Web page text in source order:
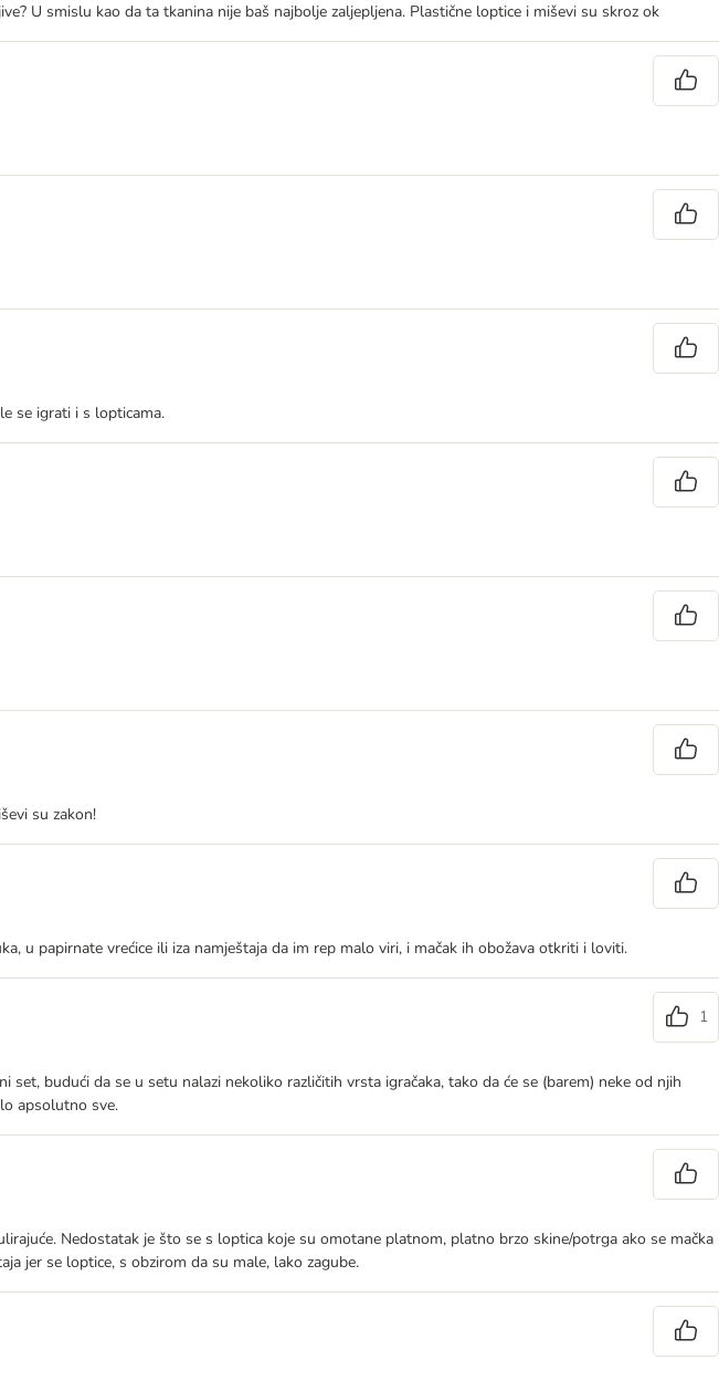
U smislu kao da ta tkanina nije baš najbolje zaljepljena. Plastične loptice i miševi su skroz ok
se igrati i s lopticama.
su zakon!
u papirnate vrećice ili iza namještaja da im rep malo viri, i mačak ih obožava otkriti i loviti.
1
budući da se u setu nalazi nekoliko različitih vrsta igračaka, tako da će se (barem) neke od njih
apsolutno sve.
Nedostatak je što se s loptica koje su omotane platnom, platno brzo skine/potrga ako se mačka
jer se loptice, s obzirom da su male, lako zagube.